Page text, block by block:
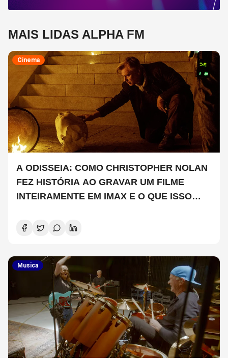
MAIS LIDAS ALPHA FM
Cinema
A ODISSEIA: COMO CHRISTOPHER NOLAN
FEZ HISTÓRIA AO GRAVAR UM FILME
INTEIRAMENTE EM IMAX E O QUE ISSO
Musica